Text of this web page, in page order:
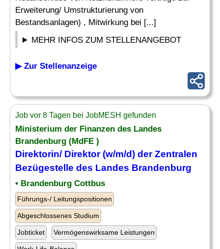
Erweiterung/ Umstrukturierung von
Bestandsanlagen) , Mitwirkung bei [...]
MEHR INFOS ZUM STELLENANGEBOT
▶ Zur Stellenanzeige
Job vor 8 Tagen bei JobMESH gefunden
Ministerium der Finanzen des Landes
Brandenburg (MdFE )
Direktorin/ Direktor (w/m/d) der Zentralen
Bezügestelle des Landes Brandenburg
• Brandenburg Cottbus
Führungs-/ Leitungspositionen
Abgeschlossenes Studium
Jobticket Vermögenswirksame Leistungen